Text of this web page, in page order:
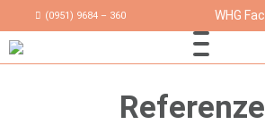
(0951) 9684 – 360 WHG